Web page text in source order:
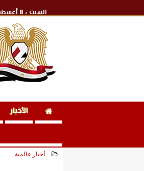
السبت ، 8 أغسطس 2026
الأخبار
أخبار عالمية